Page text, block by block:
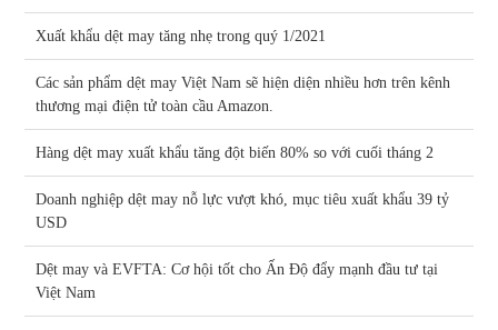
Xuất khẩu dệt may tăng nhẹ trong quý 1/2021
Các sản phẩm dệt may Việt Nam sẽ hiện diện nhiều hơn trên kênh
thương mại điện tử toàn cầu Amazon.
Hàng dệt may xuất khẩu tăng đột biến 80% so với cuối tháng 2
Doanh nghiệp dệt may nỗ lực vượt khó, mục tiêu xuất khẩu 39 tỷ
USD
Dệt may và EVFTA: Cơ hội tốt cho Ấn Độ đẩy mạnh đầu tư tại
Việt Nam